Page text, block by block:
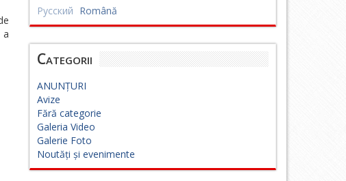
Русский Română
Categorii
ANUNȚURI
Avize
Fără categorie
Galeria Video
Galerie Foto
Noutăți și evenimente